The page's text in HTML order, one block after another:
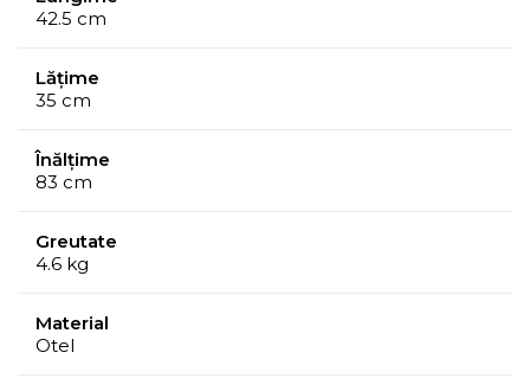
42.5 cm
Lățime
35 cm
Înălțime
83 cm
Greutate
4.6 kg
Material
Otel